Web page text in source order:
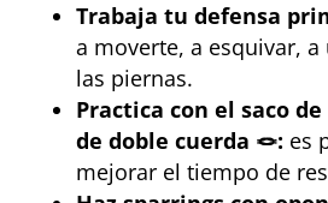
Trabaja tu defensa
a moverte, a esquivar,
las piernas.
Practica con el saco
de doble cuerda 🪢: es
mejorar el tiempo de